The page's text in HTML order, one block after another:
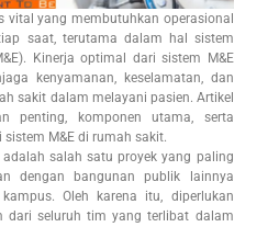
vital yang membutuhkan operasional
saat, terutama dalam hal sistem
Kinerja optimal dari sistem M&E
kenyamanan, keselamatan, dan
sakit dalam melayani pasien. Artikel
penting, komponen utama, serta
M&E di rumah sakit.
salah satu proyek yang paling
dengan bangunan publik lainnya
Oleh karena itu, diperlukan
dari seluruh tim yang terlibat dalam